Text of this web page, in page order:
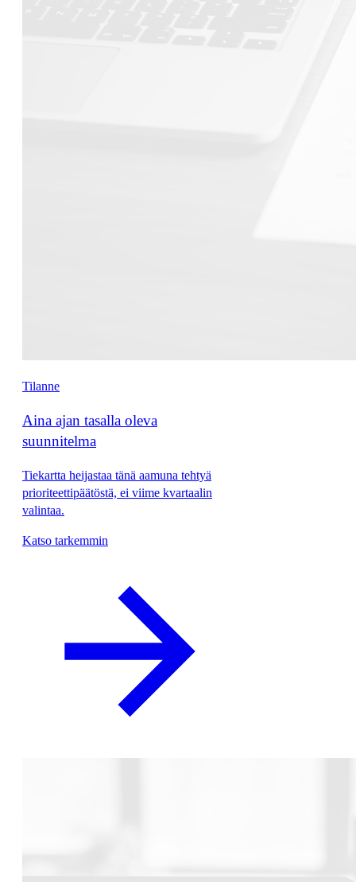
Tilanne
Aina ajan tasalla oleva
suunnitelma
Tiekartta heijastaa tänä aamuna tehtyä
prioriteettipäätöstä, ei viime kvartaalin
valintaa.
Katso tarkemmin